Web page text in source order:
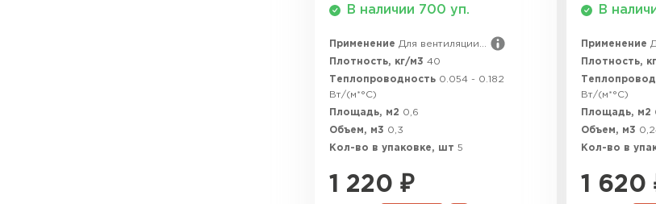
В наличии 700 уп.
Применение Для вентиляции...
Плотность, кг/м3 40
Теплопроводность 0.054 - 0.182
Вт/(м*°C)
Площадь, м2 0,6
Объем, м3 0,3
Кол-во в упаковке, шт 5
1 220 ₽
В
Применение
Плотность,
Вт/(м*°C)
Площадь, м2
Объем, м3
Кол-во в
1 620